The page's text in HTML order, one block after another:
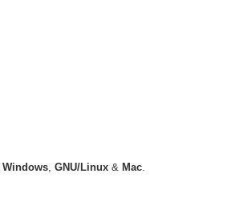
Windows GNU/Linux & Mac